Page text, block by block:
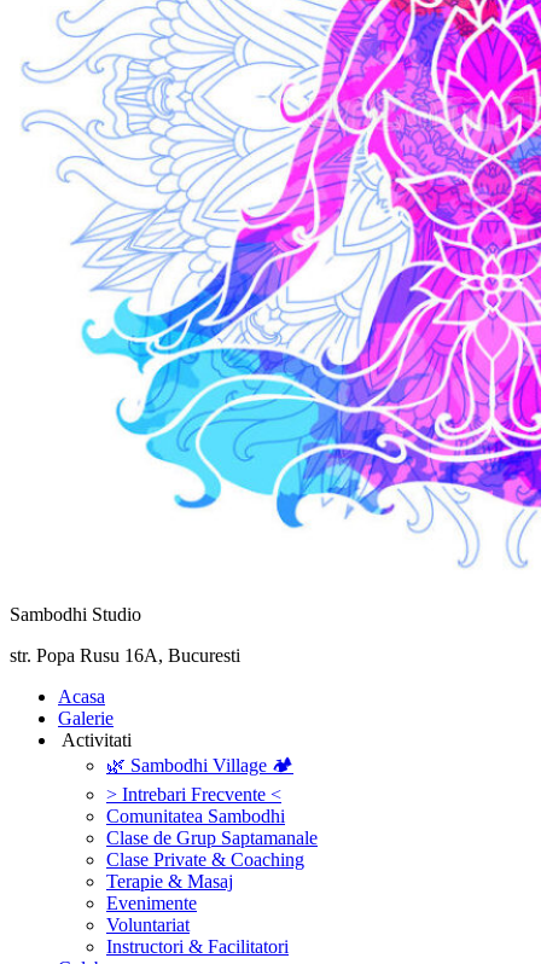
Sambodhi Studio
str. Popa Rusu 16A, Bucuresti
‎Acasa
Galerie
‎ ‎Activitati‎
🌿 Sambodhi Village 🏕️
> Intrebari Frecvente <
Comunitatea Sambodhi
Clase de Grup Saptamanale
Clase Private & Coaching
Terapie & Masaj
‎Evenimente
Voluntariat
‏‏‎Instructori & Facilitatori